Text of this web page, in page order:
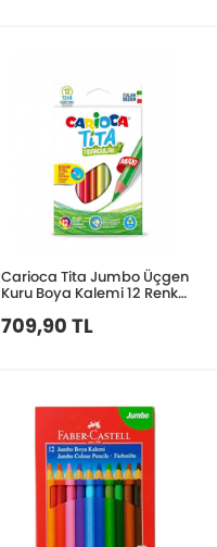
Carioca Tita Jumbo Üçgen
Kuru Boya Kalemi 12 Renk
709,90 TL